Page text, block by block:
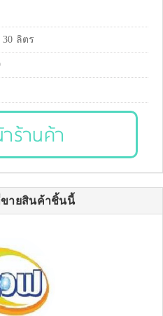
ลิตร
ร้านค้า
ขายสินค้าชิ้นนี้